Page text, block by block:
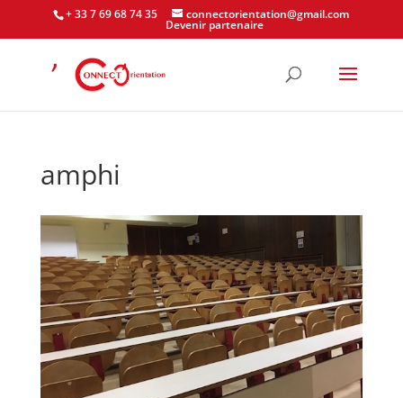
+ 33 7 69 68 74 35 connectorientation@gmail.com
Devenir partenaire
amphi